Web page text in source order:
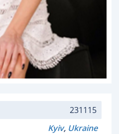
231115
Kyiv, Ukraine